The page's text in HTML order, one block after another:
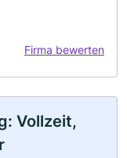
Firma bewerten
Vollzeit,